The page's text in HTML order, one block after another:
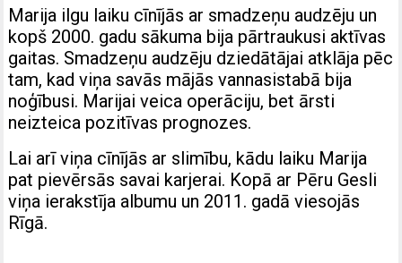
Marija ilgu laiku cīnījās ar smadzeņu audzēju un
kopš 2000. gadu sākuma bija pārtraukusi aktīvas
gaitas. Smadzeņu audzēju dziedātājai atklāja pēc
tam, kad viņa savās mājās vannasistabā bija
noģībusi. Marijai veica operāciju, bet ārsti
neizteica pozitīvas prognozes.
Lai arī viņa cīnījās ar slimību, kādu laiku Marija
pat pievērsās savai karjerai. Kopā ar Pēru Gesli
viņa ierakstīja albumu un 2011. gadā viesojās
Rīgā.